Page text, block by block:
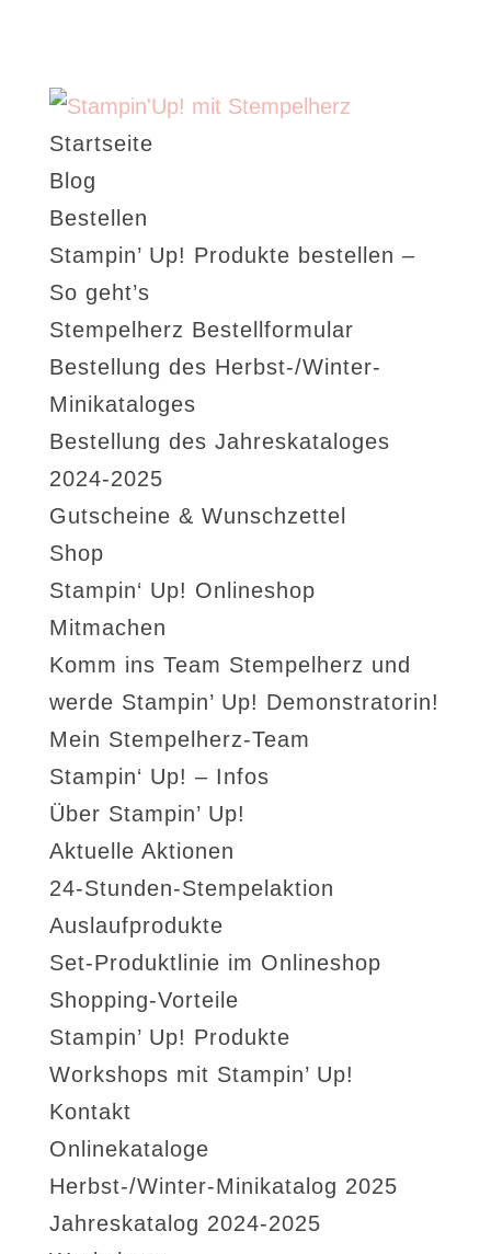
Startseite
Blog
Bestellen
Stampin’ Up! Produkte bestellen –
So geht’s
Stempelherz Bestellformular
Bestellung des Herbst-/Winter-
Minikataloges
Bestellung des Jahreskataloges
2024-2025
Gutscheine & Wunschzettel
Shop
Stampin‘ Up! Onlineshop
Mitmachen
Komm ins Team Stempelherz und
werde Stampin’ Up! Demonstratorin!
Mein Stempelherz-Team
Stampin‘ Up! – Infos
Über Stampin’ Up!
Aktuelle Aktionen
24-Stunden-Stempelaktion
Auslaufprodukte
Set-Produktlinie im Onlineshop
Shopping-Vorteile
Stampin’ Up! Produkte
Workshops mit Stampin’ Up!
Kontakt
Onlinekataloge
Herbst-/Winter-Minikatalog 2025
Jahreskatalog 2024-2025